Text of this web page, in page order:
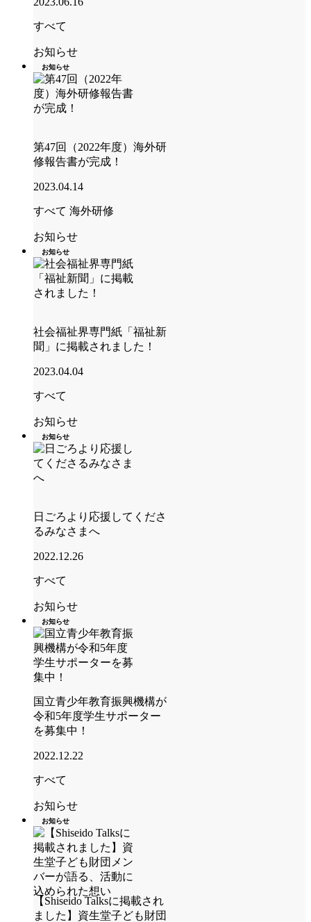
すべて
お知らせ
お知らせ
第47回（2022年度）海外研
修報告書が完成！
2023.04.14
すべて 海外研修
お知らせ
お知らせ
社会福祉界専門紙「福祉新
聞」に掲載されました！
2023.04.04
すべて
お知らせ
お知らせ
日ごろより応援してくださ
るみなさまへ
2022.12.26
すべて
お知らせ
お知らせ
国立青少年教育振興機構が
令和5年度学生サポーター
を募集中！
2022.12.22
すべて
お知らせ
お知らせ
【Shiseido Talksに掲載され
ました】資生堂子ども財団